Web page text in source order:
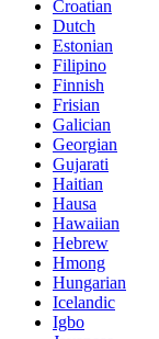
Croatian
Dutch
Estonian
Filipino
Finnish
Frisian
Galician
Georgian
Gujarati
Haitian
Hausa
Hawaiian
Hebrew
Hmong
Hungarian
Icelandic
Igbo